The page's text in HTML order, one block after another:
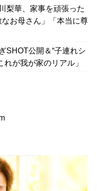
梨華、家事を頑張った
お母さん」「本当に尊
SHOT公開＆“子連れシ
れが我が家のリアル」